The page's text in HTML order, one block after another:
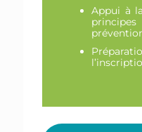
Appui à